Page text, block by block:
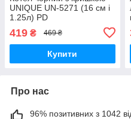
UNIQUE UN-5271 (16 см і
1.25л) PD
419 ₴ 469 ₴
Купити
Про нас
96% позитивних з 1042